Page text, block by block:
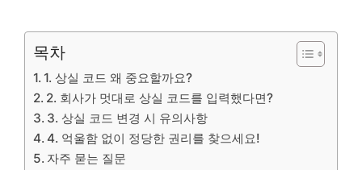
목차
1. 상실 코드 왜 중요할까요?
2. 회사가 멋대로 상실 코드를 입력했다면?
3. 상실 코드 변경 시 유의사항
4. 억울함 없이 정당한 권리를 찾으세요!
자주 묻는 질문